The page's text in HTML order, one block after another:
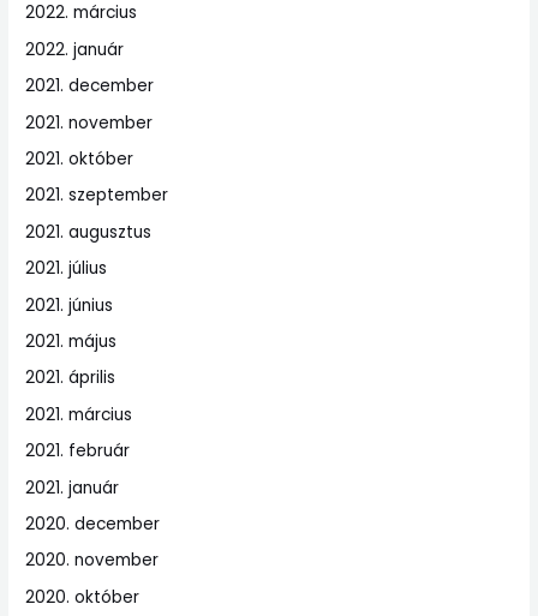
2022. március
2022. január
2021. december
2021. november
2021. október
2021. szeptember
2021. augusztus
2021. július
2021. június
2021. május
2021. április
2021. március
2021. február
2021. január
2020. december
2020. november
2020. október